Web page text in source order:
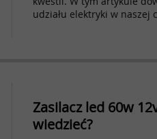
udziału elektryki w naszej
Zasilacz led 60w
wiedzieć?